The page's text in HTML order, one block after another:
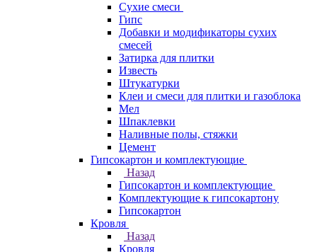
Сухие смеси
Гипс
Добавки и модификаторы сухих
смесей
Затирка для плитки
Известь
Штукатурки
Клеи и смеси для плитки и газоблока
Мел
Шпаклевки
Наливные полы, стяжки
Цемент
Гипсокартон и комплектующие
Назад
Гипсокартон и комплектующие
Комплектующие к гипсокартону
Гипсокартон
Кровля
Назад
Кровля